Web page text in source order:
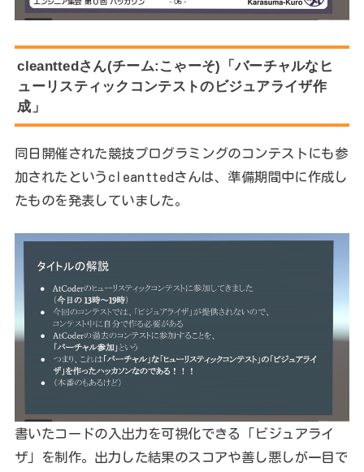
cleanttedさん(チーム:こゃーそ)「バーチャルなヒ
ューリスティックコンテストのビジュアライザ作
成」
同日開催された競技プログラミングのコンテストにも参
加されたというcleanttedさんは、準備期間中に作成し
たものを発表していました。
書いたコードの入出力を可視化できる「ビジュアライ
ザ」を制作。出力した結果のスコアや善し悪しが一目で